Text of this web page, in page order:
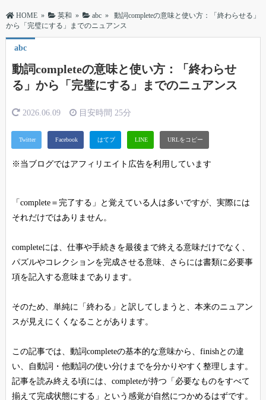
HOME » 英和 » abc »
動詞completeの意味と使い方：「終わらせる」
から「完璧にする」までのニュアンス
abc
動詞completeの意味と使い方：「終わらせ
る」から「完璧にする」までのニュアンス
2026.06.09 目安時間 25分
※当ブログではアフィリエイト広告を利用しています
「complete＝完了する」と覚えている人は多いですが、実際には
それだけではありません。
completeには、仕事や手続きを最後まで終える意味だけでなく、
パズルやコレクションを完成させる意味、さらには書類に必要事
項を記入する意味まであります。
そのため、単純に「終わる」と訳してしまうと、本来のニュアン
スが見えにくくなることがあります。
この記事では、動詞completeの基本的な意味から、finishとの違
い、自動詞・他動詞の使い分けまでを分かりやすく整理します。
記事を読み終える頃には、completeが持つ「必要なものをすべて
揃えて完成状態にする」という感覚が自然につかめるはずです。